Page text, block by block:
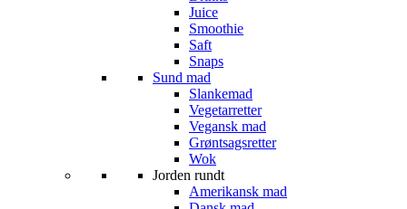
Juice
Smoothie
Saft
Snaps
Sund mad
Slankemad
Vegetarretter
Vegansk mad
Grøntsagsretter
Wok
Jorden rundt
Amerikansk mad